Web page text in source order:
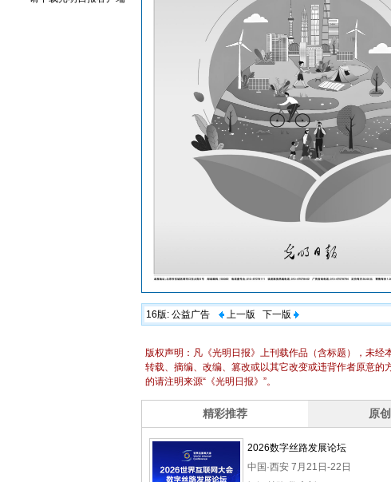
16版: 公益广告 上一版 下一版